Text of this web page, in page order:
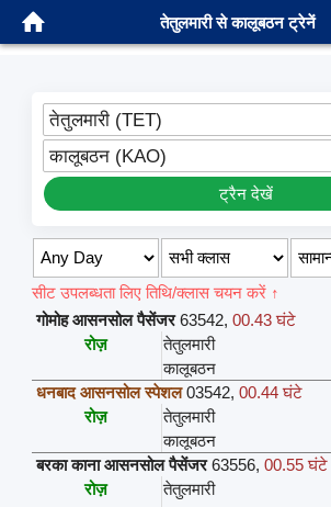
तेतुलमारी से कालूबठन ट्रेनें
तेतुलमारी (TET)
कालूबठन (KAO)
ट्रैन देखें
सीट उपलब्धता लिए तिथि/क्लास चयन करें ↑
गोमोह आसनसोल पैसेंजर 63542, 00.43 घंटे
रोज़
तेतुलमारी
कालूबठन
धनबाद आसनसोल स्पेशल 03542, 00.44 घंटे
रोज़
तेतुलमारी
कालूबठन
बरका काना आसनसोल पैसेंजर 63556, 00.55 घंटे
रोज़
तेतुलमारी